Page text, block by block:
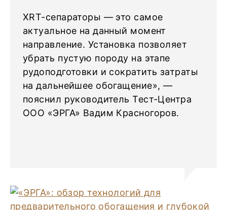
XRT-сепараторы — это самое
актуальное на данный момент
направление. Установка позволяет
убрать пустую породу на этапе
рудоподготовки и сократить затраты
на дальнейшее обогащение», —
пояснил руководитель Тест-Центра
ООО «ЭРГА» Вадим Красногоров.